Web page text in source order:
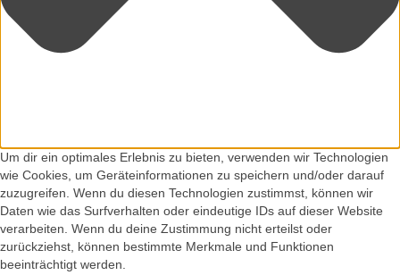
Um dir ein optimales Erlebnis zu bieten, verwenden wir Technologien
wie Cookies, um Geräteinformationen zu speichern und/oder darauf
zuzugreifen. Wenn du diesen Technologien zustimmst, können wir
Daten wie das Surfverhalten oder eindeutige IDs auf dieser Website
verarbeiten. Wenn du deine Zustimmung nicht erteilst oder
zurückziehst, können bestimmte Merkmale und Funktionen
beeinträchtigt werden.